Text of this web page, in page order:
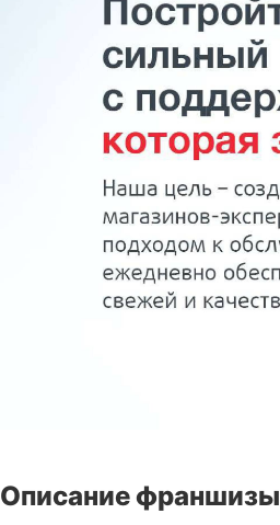
Описание франшизы